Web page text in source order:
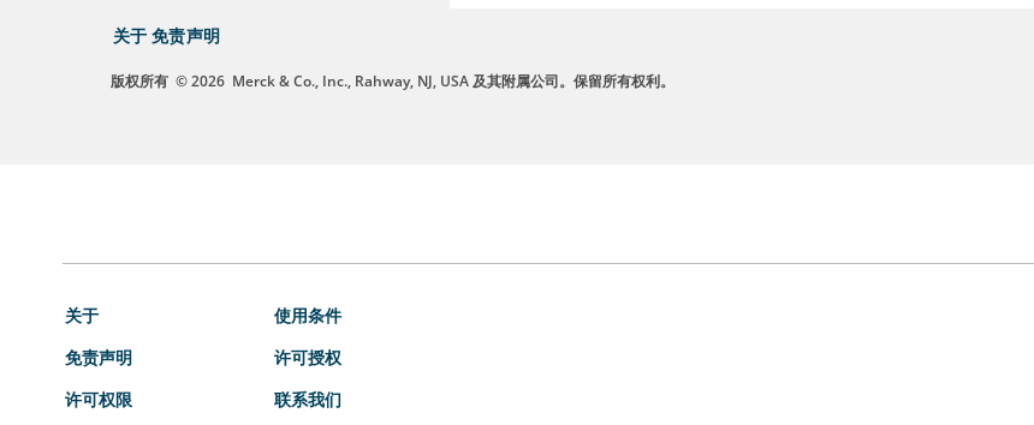
关于 免责声明
版权所有 © 2026 Merck & Co., Inc., Rahway, NJ, USA 及其附属公司。保留所有权利。
关于
免责声明
许可权限
使用条件
许可授权
联系我们